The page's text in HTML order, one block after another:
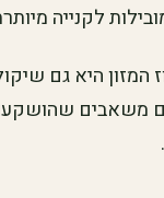
לקנייה
המזון היא גם
שהושקעו